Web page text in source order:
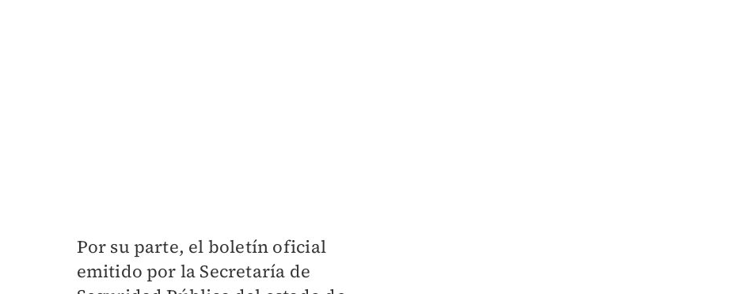
Por su parte, el boletín oficial
emitido por la Secretaría de